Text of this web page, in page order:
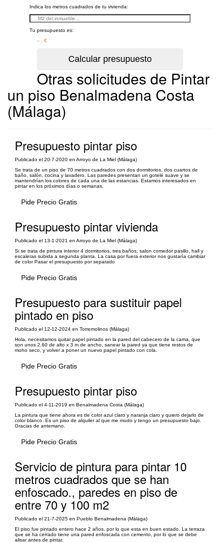
Indica los metros cuadrados de tu vivienda:
Tu presupuesto es:
– €
Otras solicitudes de Pintar
un piso Benalmadena Costa
(Málaga)
Presupuesto pintar piso
Publicado el 20-7-2020 en Arroyo de La Miel (Málaga)
Se trata de un piso de 70 metros cuadrados con dos dormitorios, dos cuartos de
baño, salón, cocina y lavadero. Las paredes presentan un gotelé suave y se
mantendrían los colores de cada una de las estancias. Estamos interesados en
pintar en los próximos días o semanas.
Pide Precio Gratis
Presupuesto pintar vivienda
Publicado el 13-1-2021 en Arroyo de La Miel (Málaga)
Si se trata de pintura interior 4 dormitorios, tres baños, salon comedor pasillo, hall y
escaleras subida a segunda planta. La casa por fuera exterior nos gustaría cambiar
de color Pasar el presupuesto por separado
Pide Precio Gratis
Presupuesto para sustituir papel
pintado en piso
Publicado el 12-12-2024 en Torremolinos (Málaga)
Hola, necesitamos quitar papel pintado en la pared del cabecero de la cama, que
son unos 2,60 de alto x 3 m de ancho, sanear la pared ya que tiene restos de
moho seco, y volver a poner un nuevo papel pintado con cola.
Pide Precio Gratis
Presupuesto pintar piso
Publicado el 4-11-2019 en Benalmadena Costa (Málaga)
La pintura que tiene ahora es de color azul claro y naranja claro y quiero dejarlo de
color blanco. Es un piso de alquiler al que me mudo y tengo un presupuesto bajo.
Gracias de antemano.
Pide Precio Gratis
Servicio de pintura para pintar 10
metros cuadrados que se han
enfoscado., paredes en piso de
entre 70 y 100 m2
Publicado el 21-7-2025 en Pueblo Benalmadena (Málaga)
El piso fue pintado entero hace 2 años, por lo que esta en buen estado. La terraza
que se ha cerrado tiene una pared enfoscada con cemento, por lo que se debe
alisar antes de pintar.